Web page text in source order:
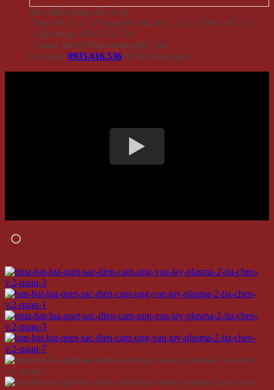
Sản phẩm đang sẵn có tại
- Địa chỉ: 714 / 17 Nguyễn Trãi, P.11, Q.5 ( NHÀ SỐ 17 )
- Điện thoại: 0935 616 536
- Email: Info@Winwinshop88.Com
Gọi ngay 0935.616.536 để đặt hàng ngay.